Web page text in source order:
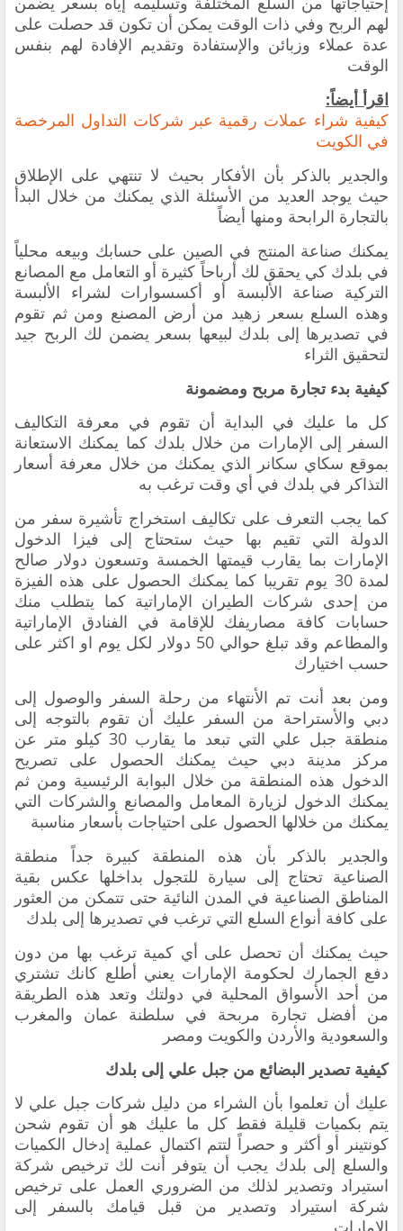
لهم ‏الربح وفي ذات الوقت يمكن أن تكون قد حصلت على
عدة عملاء وزبائن والإستفادة وتقديم الإفادة لهم بنفس
الوقت
‏اقرأ أيضاً:
‏كيفية شراء عملات رقمية ‏عبر شركات التداول المرخصة
في الكويت
‏والجدير بالذكر بأن الأفكار بحيث لا تنتهي على الإطلاق
حيث يوجد العديد من الأسئلة الذي يمكنك من خلال البدأ
بالتجارة الرابحة ومنها أيضاً
يمكنك صناعة المنتج في الصين على حسابك وبيعه محلياً
في بلدك كي يحقق لك أرباحاً كثيرة أو التعامل مع المصانع
التركية صناعة الألبسة أو أكسسوارات ‏لشراء الألبسة
وهذه السلع ‏بسعر زهيد من أرض المصنع ومن ثم تقوم
في تصديرها إلى بلدك لبيعها بسعر يضمن لك الربح جيد
لتحقيق الثراء
‏كيفية بدء تجارة مربح ومضمونة
‏كل ما عليك في البداية أن تقوم في معرفة التكاليف
السفر إلى الإمارات من خلال بلدك كما يمكنك الاستعانة
بموقع سكاي سكانر الذي يمكنك من خلال معرفة أسعار
التذاكر في بلدك في أي وقت ترغب به
‏كما يجب التعرف على تكاليف استخراج تأشيرة سفر من
الدولة التي تقيم بها حيث ستحتاج إلى فيزا الدخول
الإمارات بما يقارب قيمتها الخمسة وتسعون دولار صالح
لمدة 30 يوم تقريبا كما يمكنك الحصول على هذه الفيزة
من إحدى شركات الطيران الإماراتية كما ‏يتطلب منك
حسابات كافة مصاريفك للإقامة في الفنادق الإماراتية
والمطاعم وقد تبلغ حوالي 50 دولار لكل يوم او اكثر على
حسب اختيارك
‏ومن بعد أنت تم الأنتهاء من رحلة السفر والوصول إلى
دبي والأستراحة من السفر عليك أن تقوم بالتوجه إلى
منطقة جبل ‏علي التي تبعد ما يقارب 30 كيلو متر عن
مركز مدينة دبي حيث يمكنك الحصول على تصريح
الدخول هذه المنطقة من خلال البوابة الرئيسية ومن ثم
يمكنك الدخول لزيارة المعامل والمصانع والشركات التي
يمكنك من خلالها الحصول على احتياجات بأسعار مناسبة
‏والجدير بالذكر بأن هذه المنطقة كبيرة جداً منطقة
الصناعية تحتاج إلى سيارة للتجول بداخلها عكس بقية
المناطق الصناعية في المدن النائية حتى تتمكن من العثور
على كافة أنواع السلع التي ترغب في تصديرها إلى بلدك
حيث يمكنك أن تحصل على أي كمية ترغب بها من دون
دفع الجمارك لحكومة الإمارات يعني أطلع كانك تشتري
من أحد الأسواق المحلية في دولتك وتعد هذه الطريقة
من أفضل تجارة مربحة في سلطنة عمان والمغرب
والسعودية والأردن والكويت ومصر
‏كيفية تصدير البضائع من جبل علي إلى بلدك
‏عليك أن تعلموا بأن الشراء من دليل شركات جبل علي لا
يتم بكميات قليلة فقط كل ما عليك هو أن تقوم شحن
كونتينر أو أكثر و حصراً لتتم اكتمال عملية إدخال الكميات
والسلع إلى بلدك يجب أن يتوفر أنت لك ترخيص شركة
استيراد وتصدير لذلك من الضروري العمل على ترخيص
شركة استيراد وتصدير من قبل ‏قيامك بالسفر إلى
الإمارات